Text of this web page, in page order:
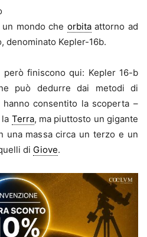
mondo che orbitaattorno ad
denominato Kepler-16b.
però finiscono qui: Kepler 16-b
può dedurre dai metodi di
consentito la scoperta –
Terra, ma piuttosto un gigante
una massa circa un terzo e un
di Giove.